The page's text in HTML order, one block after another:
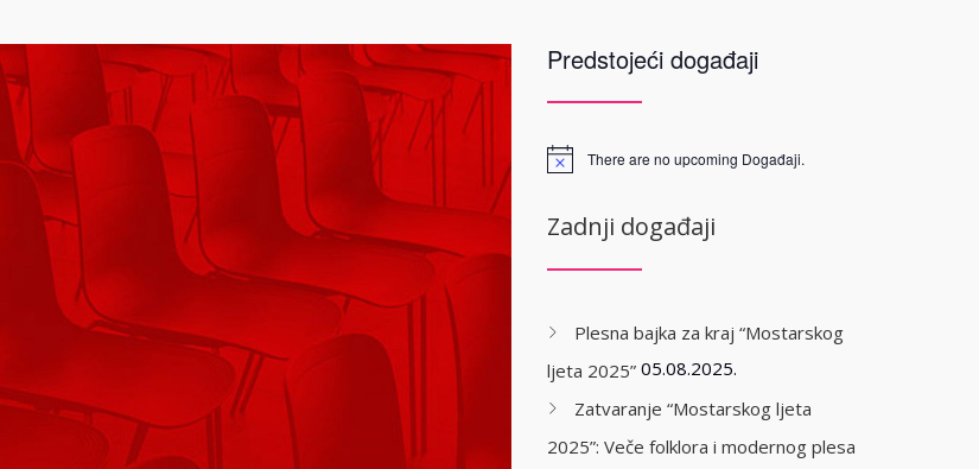
Predstojeći događaji
There are no upcoming Događaji.
Zadnji događaji
Plesna bajka za kraj “Mostarskog
ljeta 2025” 05.08.2025.
Zatvaranje “Mostarskog ljeta
2025”: Veče folklora i modernog plesa